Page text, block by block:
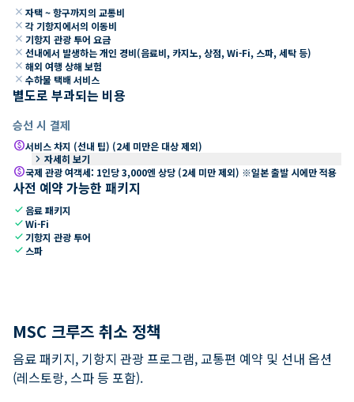
close 자택 ~ 항구까지의 교통비
close 각 기항지에서의 이동비
close 기항지 관광 투어 요금
close 선내에서 발생하는 개인 경비(음료비, 카지노, 상점, Wi-Fi, 스파, 세탁 등)
close 해외 여행 상해 보험
close 수하물 택배 서비스
별도로 부과되는 비용
승선 시 결제
paid서비스 차지 (선내 팁) (2세 미만은 대상 제외)
keyboard_arrow_right 자세히 보기
paid국제 관광 여객세: 1인당 3,000엔 상당 (2세 미만 제외) ※일본 출발 시에만 적용
사전 예약 가능한 패키지
check 음료 패키지
checkWi-Fi
check 기항지 관광 투어
check 스파
MSC 크루즈 취소 정책
음료 패키지, 기항지 관광 프로그램, 교통편 예약 및 선내 옵션
(레스토랑, 스파 등 포함).